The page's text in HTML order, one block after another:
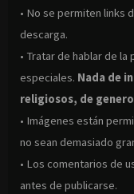
• No se permiten links
descarga.
• Tratar de hablar de
especiales. Nada de
religiosos, de
• Imágenes están
no sean demasiado
• Los comentarios de
antes de publicarse.